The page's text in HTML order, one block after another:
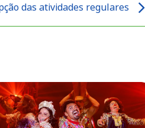
das atividades regulares